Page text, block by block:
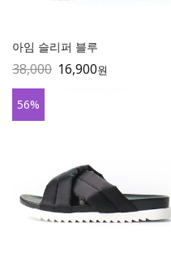
아임 슬리퍼 블루
38,000 16,900원
56%